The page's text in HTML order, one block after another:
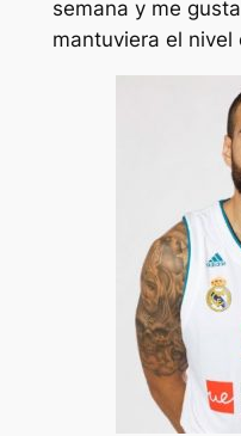
semana y me
mantuviera el nivel